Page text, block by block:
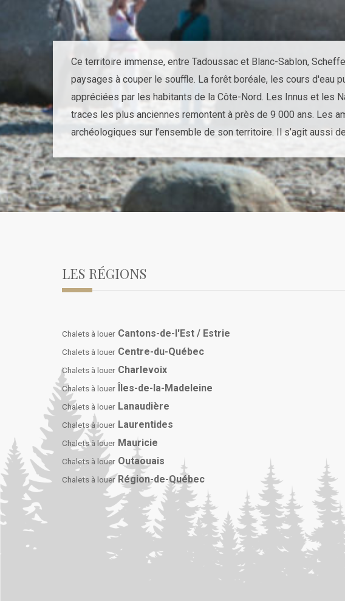
Ce territoire immense, entre Tadoussac et Blanc-Sablon,
paysages à couper le souffle. La forêt boréale, les cours
appréciées par les habitants de la Côte-Nord. Les Innus et les
traces les plus anciennes remontent à près de 9 000 ans. Les
archéologiques sur l’ensemble de son territoire. Il s’agit aussi
LES RÉGIONS
Chalets à louer Cantons-de-l'Est / Estrie
Chalets à louer Centre-du-Québec
Chalets à louer Charlevoix
Chalets à louer Îles-de-la-Madeleine
Chalets à louer Lanaudière
Chalets à louer Laurentides
Chalets à louer Mauricie
Chalets à louer Outaouais
Chalets à louer Région-de-Québec